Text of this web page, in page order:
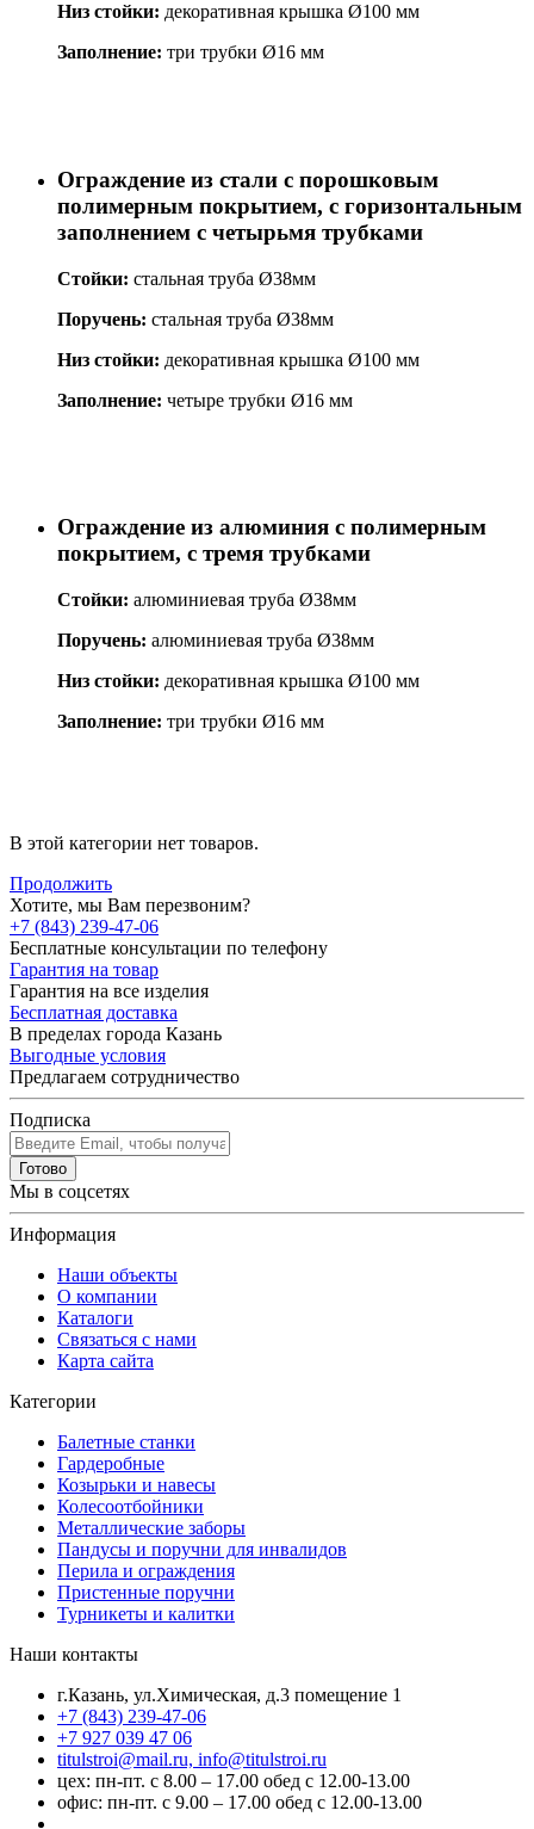
Низ стойки: декоративная крышка Ø100 мм
Заполнение: три трубки Ø16 мм
Ограждение из стали с порошковым
полимерным покрытием, с горизонтальным
заполнением с четырьмя трубками
Стойки: стальная труба Ø38мм
Поручень: стальная труба Ø38мм
Низ стойки: декоративная крышка Ø100 мм
Заполнение: четыре трубки Ø16 мм
Ограждение из алюминия с полимерным
покрытием, с тремя трубками
Стойки: алюминиевая труба Ø38мм
Поручень: алюминиевая труба Ø38мм
Низ стойки: декоративная крышка Ø100 мм
Заполнение: три трубки Ø16 мм
В этой категории нет товаров.
Продолжить
Хотите, мы Вам перезвоним?
+7 (843) 239-47-06
Бесплатные консультации по телефону
Гарантия на товар
Гарантия на все изделия
Бесплатная доставка
В пределах города Казань
Выгодные условия
Предлагаем сотрудничество
Подписка
Готово
Мы в соцсетях
Информация
Наши объекты
О компании
Каталоги
Связаться с нами
Карта сайта
Категории
Балетные станки
Гардеробные
Козырьки и навесы
Колесоотбойники
Металлические заборы
Пандусы и поручни для инвалидов
Перила и ограждения
Пристенные поручни
Турникеты и калитки
Наши контакты
г.Казань, ул.Химическая, д.3 помещение 1
+7 (843) 239-47-06
+7 927 039 47 06
titulstroi@mail.ru, info@titulstroi.ru
цех: пн-пт. с 8.00 – 17.00 обед с 12.00-13.00
офис: пн-пт. с 9.00 – 17.00 обед с 12.00-13.00